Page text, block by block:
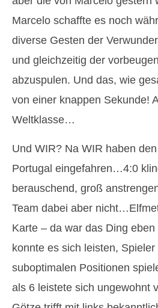
Marcelo schaffte es noch
diverse Gesten der
und gleichzeitig der
abzuspulen. Und das, wie
von einer knappen Sekunde!
Weltklasse…
Und WIR? Na WIR haben
Portugal eingefahren…4:0
berauschend, groß
Team dabei aber
Karte – da war das Ding
konnte es sich leisten,
suboptimalen Positionen
als 6 leistete sich ungewohnt